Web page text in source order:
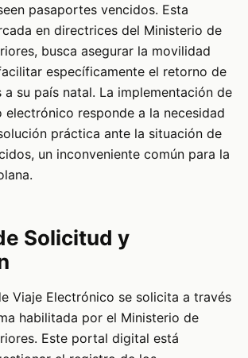
pasaportes vencidos. Esta
en directrices del Ministerio de
busca asegurar la movilidad
específicamente el retorno de
a su país natal. La implementación de
electrónico responde a la necesidad
práctica ante la situación de
un inconveniente común para la
Solicitud y
Viaje Electrónico se solicita a través
habilitada por el Ministerio de
Este portal digital está